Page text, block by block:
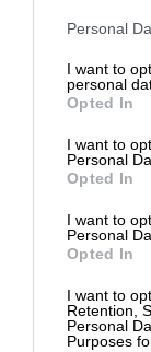
Please note
not limited to
grant or deny
use your data
consent section.
Personal
I want to
personal
Opted In
I want to
Personal
Opted In
I want to
Personal
Opted In
I want to
Retention,
Personal
Purposes
Ezt is olvasd